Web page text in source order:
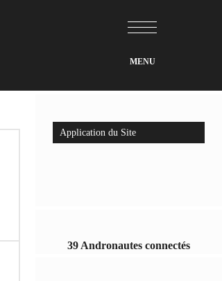
Application du Site
39 Andronautes connectés